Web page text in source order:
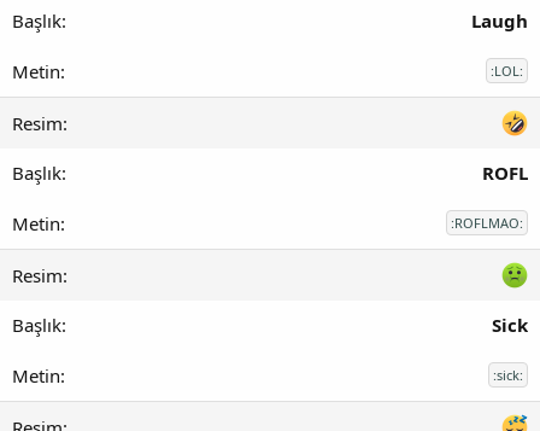
Laugh
:LOL:
ROFL
:ROFLMAO:
Sick
:sick: